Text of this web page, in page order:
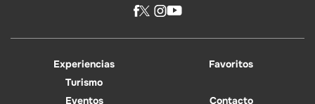
Experiencias
Turismo
Eventos
Favoritos
Contacto